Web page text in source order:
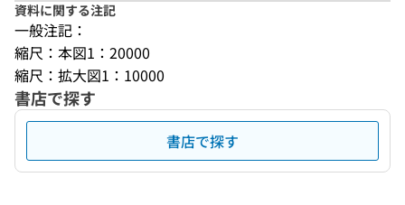
資料に関する注記
一般注記：
縮尺：本図1：20000
縮尺：拡大図1：10000
書店で探す
書店で探す